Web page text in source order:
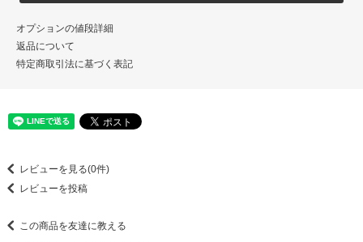
オプションの値段詳細
返品について
特定商取引法に基づく表記
レビューを見る(0件)
レビューを投稿
この商品を友達に教える